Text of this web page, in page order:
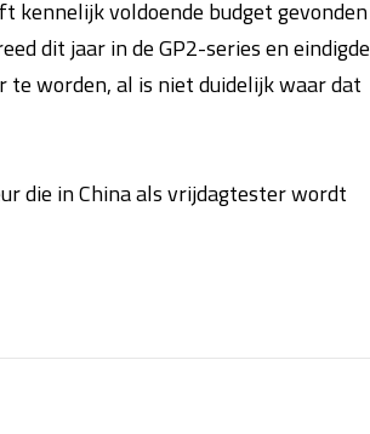
kennelijk voldoende budget gevonden
dit jaar in de GP2-series en eindigde
worden, al is niet duidelijk waar dat
die in China als vrijdagtester wordt